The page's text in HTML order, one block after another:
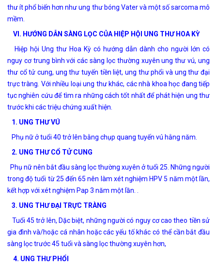
thư ít phổ biến hơn như ung thư bóng Vater và một số sarcoma mô
mềm.
VI. HƯỚNG DẪN SÀNG LỌC CỦA HIỆP HỘI UNG THƯ HOA KỲ
Hiệp hội Ung thư Hoa Kỳ có hướng dẫn dành cho người lớn có
nguy cơ trung bình với các sàng lọc thường xuyên ung thư vú, ung
thư cổ tử cung, ung thư tuyến tiền liệt, ung thư phổi và ung thư đại
trực tràng. Với nhiều loại ung thư khác, các nhà khoa học đang tiếp
tục nghiên cứu để tìm ra những cách tốt nhất để phát hiện ung thư
trước khi các triệu chứng xuất hiện.
1. UNG THƯ VÚ
Phụ nữ ở tuổi 40 trở lên bằng chụp quang tuyến vú hằng năm.
2. UNG THƯ CỔ TỬ CUNG
Phụ nữ nên bắt đầu sàng lọc thường xuyên ở tuổi 25. Những người
trong độ tuổi từ 25 đến 65 nên làm xét nghiệm HPV 5 năm một lần,
kết hợp với xét nghiệm Pap 3 năm một lần. .
3. UNG THƯ ĐẠI TRỰC TRÀNG
Tuổi 45 trở lên, Dặc biệt, những người có nguy cơ cao theo tiền sử
gia đình và/hoặc cá nhân hoặc các yếu tố khác có thể cần bắt đầu
sàng lọc trước 45 tuổi và sàng lọc thường xuyên hơn,
4. UNG THƯ PHỔI